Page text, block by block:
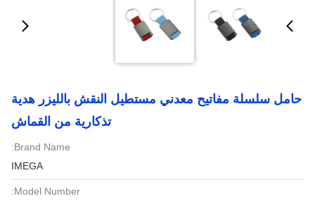
حامل سلسلة مفاتيح معدني مستطيل النقش بالليزر هدية
تذكارية من القماش
Brand Name:
IMEGA
Model Number: